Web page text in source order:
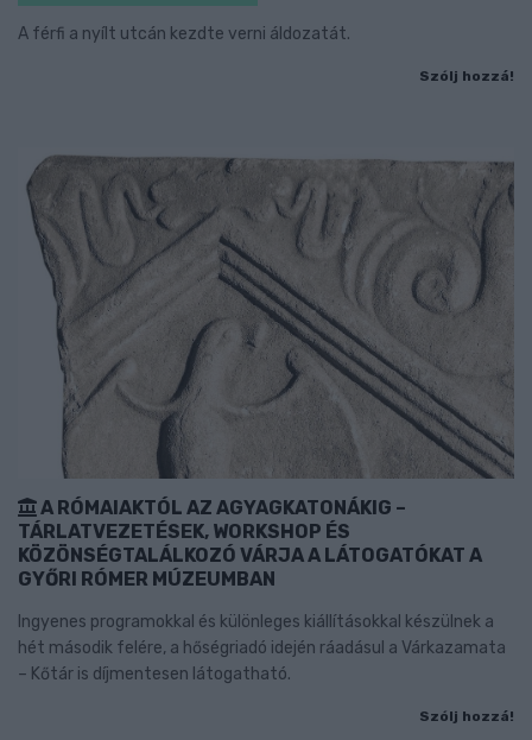
A férfi a nyílt utcán kezdte verni áldozatát.
Szólj hozzá!
A RÓMAIAKTÓL AZ AGYAGKATONÁKIG –
TÁRLATVEZETÉSEK, WORKSHOP ÉS
KÖZÖNSÉGTALÁLKOZÓ VÁRJA A LÁTOGATÓKAT A
GYŐRI RÓMER MÚZEUMBAN
Ingyenes programokkal és különleges kiállításokkal készülnek a
hét második felére, a hőségriadó idején ráadásul a Várkazamata
– Kőtár is díjmentesen látogatható.
Szólj hozzá!